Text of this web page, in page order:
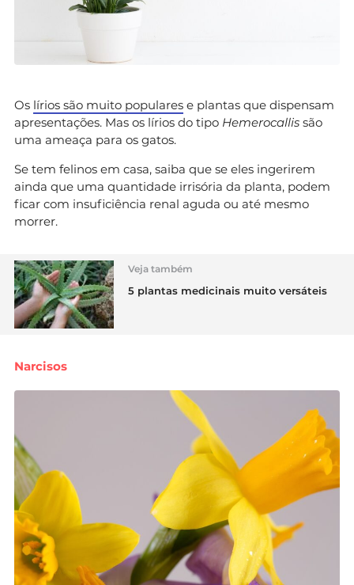
Os lírios são muito populares e plantas que dispensam
apresentações. Mas os lírios do tipo Hemerocallis são
uma ameaça para os gatos.
Se tem felinos em casa, saiba que se eles ingerirem
ainda que uma quantidade irrisória da planta, podem
ficar com insuficiência renal aguda ou até mesmo
morrer.
Veja também
5 plantas medicinais muito versáteis
Narcisos